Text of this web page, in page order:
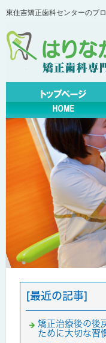
東住吉矯正歯科センターのブ
[最近の記事]
矯正治療後の後
ために大切な習